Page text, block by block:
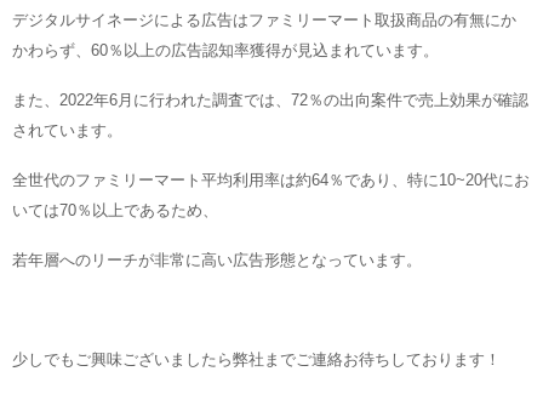
デジタルサイネージによる広告はファミリーマート取扱商品の有無にか
かわらず、60％以上の広告認知率獲得が見込まれています。
また、2022年6月に行われた調査では、72％の出向案件で売上効果が確認
されています。
全世代のファミリーマート平均利用率は約64％であり、特に10~20代にお
いては70％以上であるため、
若年層へのリーチが非常に高い広告形態となっています。
少しでもご興味ございましたら弊社までご連絡お待ちしております！